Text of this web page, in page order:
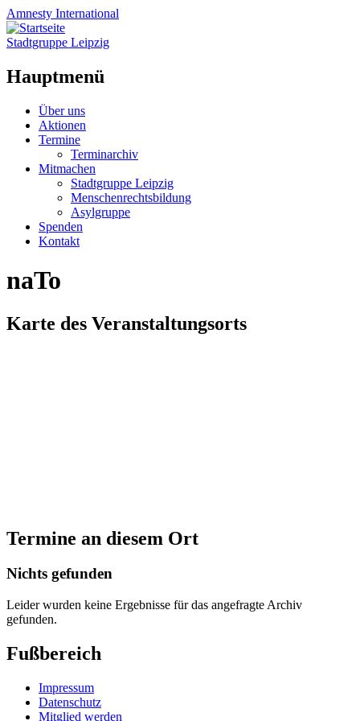
Amnesty International
Stadtgruppe Leipzig
Hauptmenü
Zum
Inhalt
springen
Über uns
Aktionen
Termine
Terminarchiv
Mitmachen
Stadtgruppe Leipzig
Menschenrechtsbildung
Asylgruppe
Spenden
Kontakt
naTo
Karte des Veranstaltungsorts
Termine an diesem Ort
Nichts gefunden
Leider wurden keine Ergebnisse für das angefragte Archiv
gefunden.
Fußbereich
Impressum
Datenschutz
Mitglied werden